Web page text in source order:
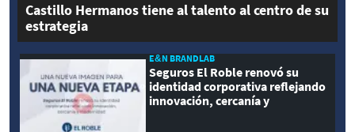
Castillo Hermanos tiene al talento al centro de su
estrategia
E&N BRANDLAB
Seguros El Roble renovó su
identidad corporativa reflejando
innovación, cercanía y